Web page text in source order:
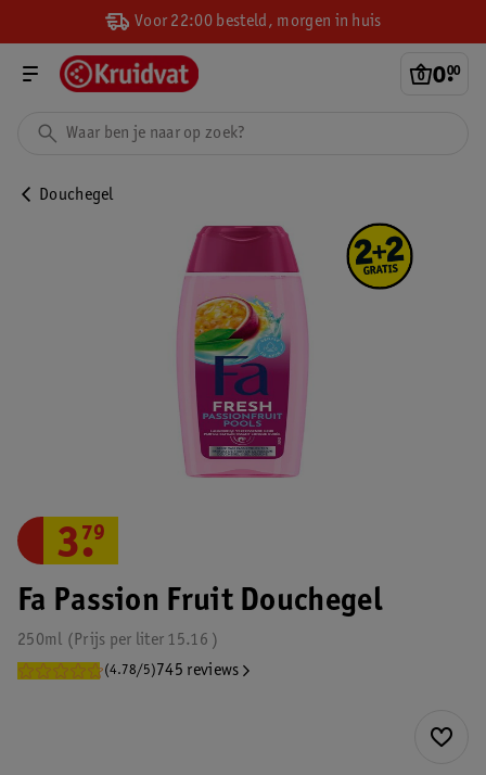
Voor 22:00 besteld, morgen in huis
0.
00
Douchegel
Fa Passion Fruit Douchegel
250ml 15.16
Prijs per liter
(4.78/5) 745 reviews
3.
79